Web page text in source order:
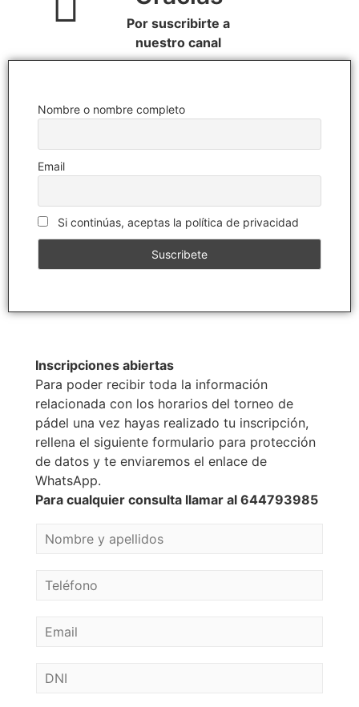
Por suscribirte a
nuestro canal
Nombre o nombre completo
Email
Si continúas, aceptas la política de privacidad
Inscripciones abiertas
Para poder recibir toda la información
relacionada con los horarios del torneo de
pádel una vez hayas realizado tu inscripción,
rellena el siguiente formulario para protección
de datos y te enviaremos el enlace de
WhatsApp.
Para cualquier consulta llamar al 644793985